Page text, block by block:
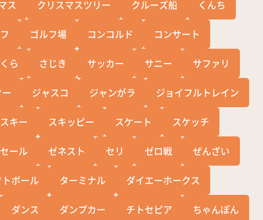
ス クリスマスツリー クルーズ船 くんち
ゴルフ場 コンコルド コンサート
ら さじき サッカー サニー サファリ
ジャスコ ジャンがラ ジョイフルトレイン
スキー スキッピー スケート スケッチ
セール ゼネスト セリ ゼロ戦 ぜんざい
ボール ターミナル ダイエーホークス
ダンス ダンプカー チトセピア ちゃんぽん